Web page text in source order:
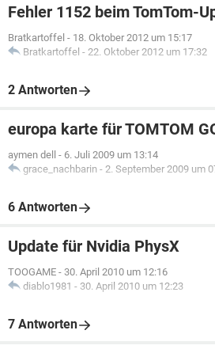
Fehler 1152 beim TomTom-
Bratkartoffel - 18. Oktober 2012 um 15:17
Bratkartoffel - 22. Oktober 2012 um 17:32
2 Antworten
europa karte für TOMTOM
aymen dell - 6. Juli 2009 um 13:14
grace_nachbarin - 2. September 2009 um
6 Antworten
Update für Nvidia PhysX
TOOGAME - 30. April 2010 um 12:16
diablo1981 - 30. April 2010 um 12:23
7 Antworten